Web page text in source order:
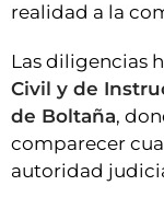
realidad a la
Las diligencias
Civil y de
de Boltaña,
comparecer
autoridad